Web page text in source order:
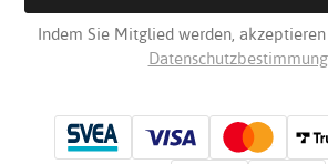
Indem Sie Mitglied werden, akzeptieren